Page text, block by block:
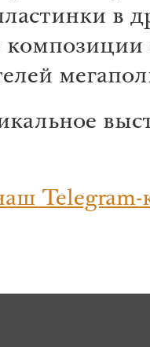
в
Telegram-